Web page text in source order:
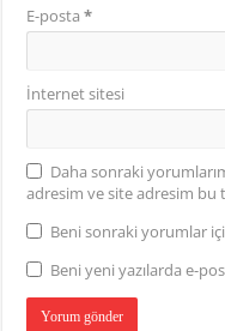
E-posta*
İnternet sitesi
Daha sonraki
adresim ve site adresim bu
Beni sonraki yorumlar
Beni yeni yazılarda e-